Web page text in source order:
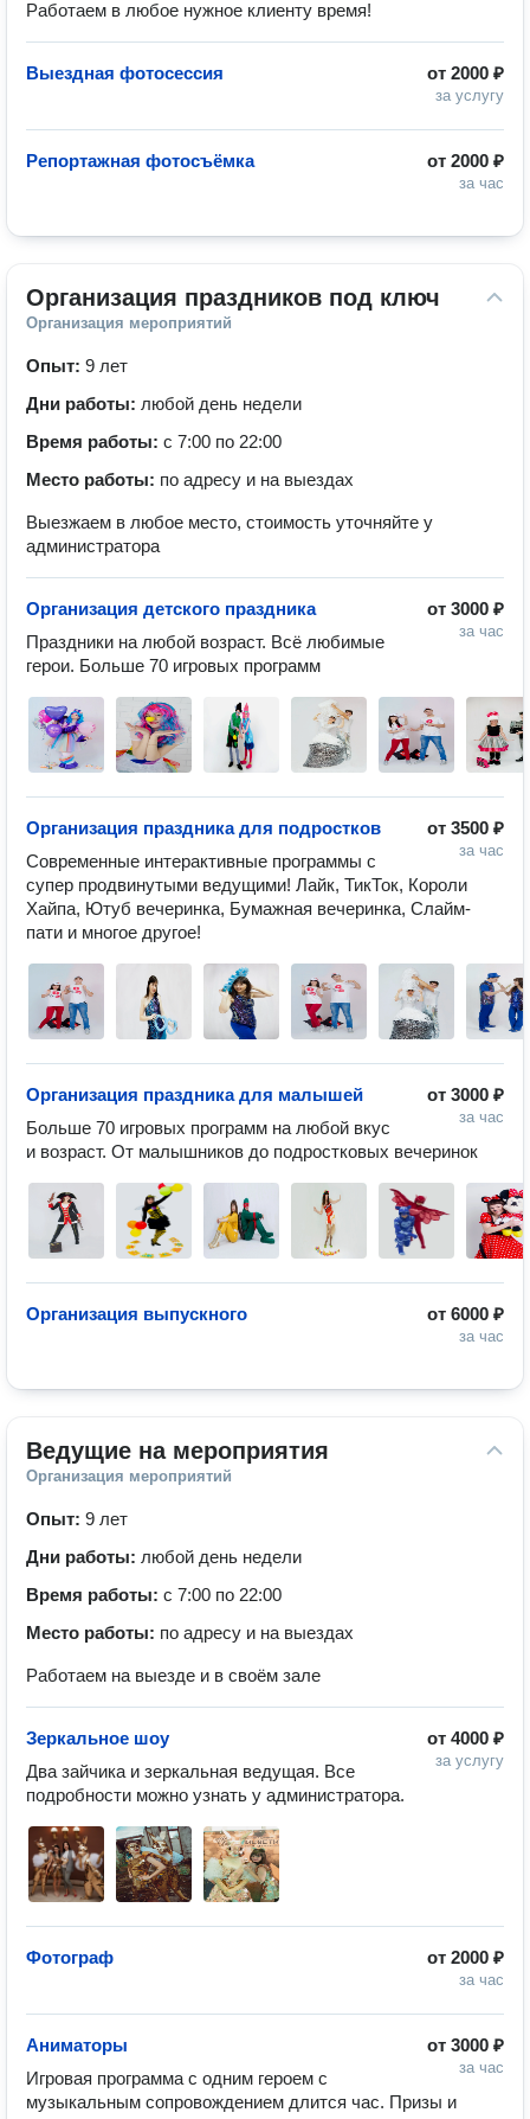
Работаем в любое нужное клиенту время!
от 2000 ₽
за услугу
Выездная фотосессия
от 2000 ₽
за час
Репортажная фотосъёмка
Организация праздников под ключ
Организация мероприятий
Опыт: 9 лет
Дни работы: любой день недели
Время работы: с 7:00 по 22:00
Место работы: по адресу и на выездах
Выезжаем в любое место, стоимость уточняйте у
администратора
от 3000 ₽
за час
Организация детского праздника
Праздники на любой возраст. Всё любимые
герои. Больше 70 игровых программ
от 3500 ₽
за час
Организация праздника для подростков
Современные интерактивные программы с
супер продвинутыми ведущими! Лайк, ТикТок, Короли
Хайпа, Ютуб вечеринка, Бумажная вечеринка, Слайм-
пати и многое другое!
от 3000 ₽
за час
Организация праздника для малышей
Больше 70 игровых программ на любой вкус
и возраст. От малышников до подростковых вечеринок
от 6000 ₽
за час
Организация выпускного
Ведущие на мероприятия
Организация мероприятий
Опыт: 9 лет
Дни работы: любой день недели
Время работы: с 7:00 по 22:00
Место работы: по адресу и на выездах
Работаем на выезде и в своём зале
от 4000 ₽
за услугу
Зеркальное шоу
Два зайчика и зеркальная ведущая. Все
подробности можно узнать у администратора.
от 2000 ₽
за час
Фотограф
от 3000 ₽
за час
Аниматоры
Игровая программа с одним героем с
музыкальным сопровождением длится час. Призы и